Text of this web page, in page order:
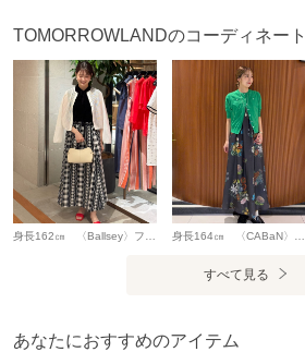
TOMORROWLANDのコーディネート
身長162㎝ 〈Ballsey〉フリンジギンガムチェック フリルギャザースカート カットジャカードとギンガムチェックをかけ合わせが新鮮なロングスカート。 ランダムにチェックの大きさが変更されており、通常のチェック柄とはひと味違うこだわりの詰まったテキスタイルが魅力的なアイテムです。合わせるアイテム次第で、オンからオフまで幅広いシーンに活躍してくれます。 身長164㎝ 〈CABaN〉ファインポリエステル ハーフスリーブポケットカーディガン 速乾性、伸縮性、軽量感の優れたポリエステルを使用し、薄く柔らかく編み上げたカーディガン。 〈CABaN〉定番人気のポケットカーディガンを初夏から晩夏まで長く活躍する五分袖タイプです。 軽く、ストレッチが効いて着心地が良く、真夏の冷房対策にも。
すべて見る
あなたにおすすめのアイテム